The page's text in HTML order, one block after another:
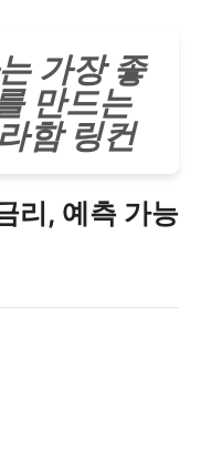
가장 좋
만드는
함 링컨
리, 예측 가능